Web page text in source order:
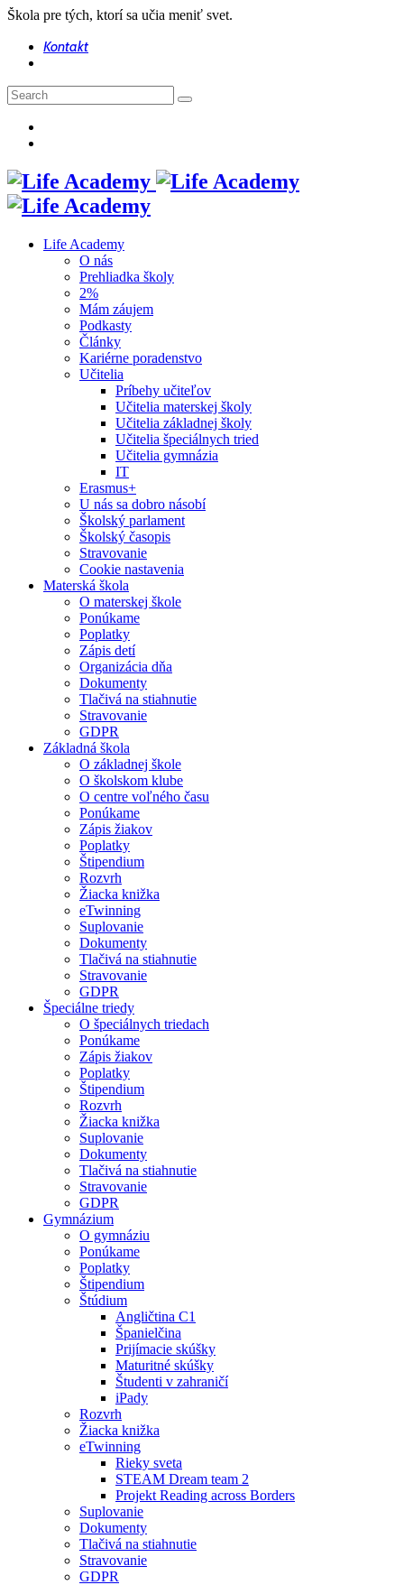
Škola pre tých, ktorí sa učia meniť svet.
Kontakt
Life Academy
O nás
Prehliadka školy
2%
Mám záujem
Podkasty
Články
Kariérne poradenstvo
Učitelia
Príbehy učiteľov
Učitelia materskej školy
Učitelia základnej školy
Učitelia špeciálnych tried
Učitelia gymnázia
IT
Erasmus+
U nás sa dobro násobí
Školský parlament
Školský časopis
Stravovanie
Cookie nastavenia
Materská škola
O materskej škole
Ponúkame
Poplatky
Zápis detí
Organizácia dňa
Dokumenty
Tlačivá na stiahnutie
Stravovanie
GDPR
Základná škola
O základnej škole
O školskom klube
O centre voľného času
Ponúkame
Zápis žiakov
Poplatky
Štipendium
Rozvrh
Žiacka knižka
eTwinning
Suplovanie
Dokumenty
Tlačivá na stiahnutie
Stravovanie
GDPR
Špeciálne triedy
O špeciálnych triedach
Ponúkame
Zápis žiakov
Poplatky
Štipendium
Rozvrh
Žiacka knižka
Suplovanie
Dokumenty
Tlačivá na stiahnutie
Stravovanie
GDPR
Gymnázium
O gymnáziu
Ponúkame
Poplatky
Štipendium
Štúdium
Angličtina C1
Španielčina
Prijímacie skúšky
Maturitné skúšky
Študenti v zahraničí
iPady
Rozvrh
Žiacka knižka
eTwinning
Rieky sveta
STEAM Dream team 2
Projekt Reading across Borders
Suplovanie
Dokumenty
Tlačivá na stiahnutie
Stravovanie
GDPR